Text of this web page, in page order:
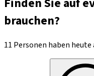
brauchen?
11 Personen haben